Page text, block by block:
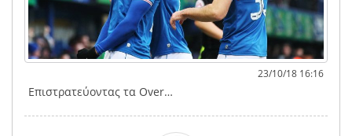
23/10/18 16:16
Επιστρατεύοντας τα Over…